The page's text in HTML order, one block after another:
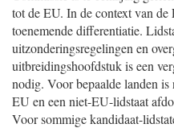
tot de EU. In de context van de
toenemende differentiatie.
uitzonderingsregelingen en
uitbreidingshoofdstuk is een
nodig. Voor bepaalde landen
EU en een niet-EU-lidstaat
Voor sommige kandidaat-